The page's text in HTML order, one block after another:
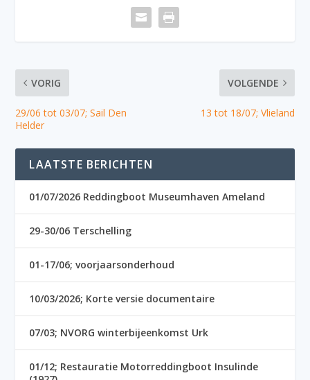
VORIG
29/06 tot 03/07; Sail Den
Helder
VOLGENDE
13 tot 18/07; Vlieland
LAATSTE BERICHTEN
01/07/2026 Reddingboot Museumhaven Ameland
29-30/06 Terschelling
01-17/06; voorjaarsonderhoud
10/03/2026; Korte versie documentaire
07/03; NVORG winterbijeenkomst Urk
01/12; Restauratie Motorreddingboot Insulinde